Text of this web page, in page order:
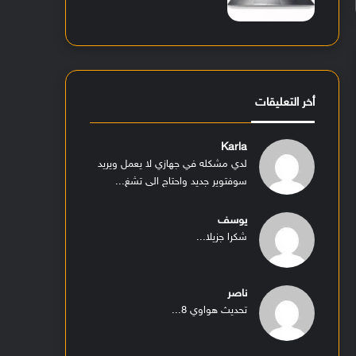
أخر التعليقات
Karla
لدي مشكله في جهازي لا يعمل ويريد
سوفتوير جديد واحتاج الى تشغ...
يوسف
شكرا جزيلا...
ناصر
تحديث هواوي 8...